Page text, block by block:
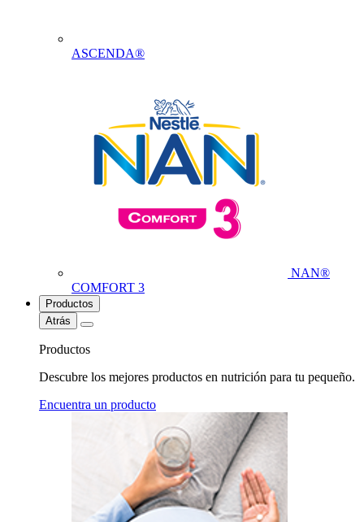
ASCENDA®
NAN®
COMFORT 3
Productos
Atrás
Productos
Descubre los mejores productos en nutrición para tu pequeño.
Encuentra un producto